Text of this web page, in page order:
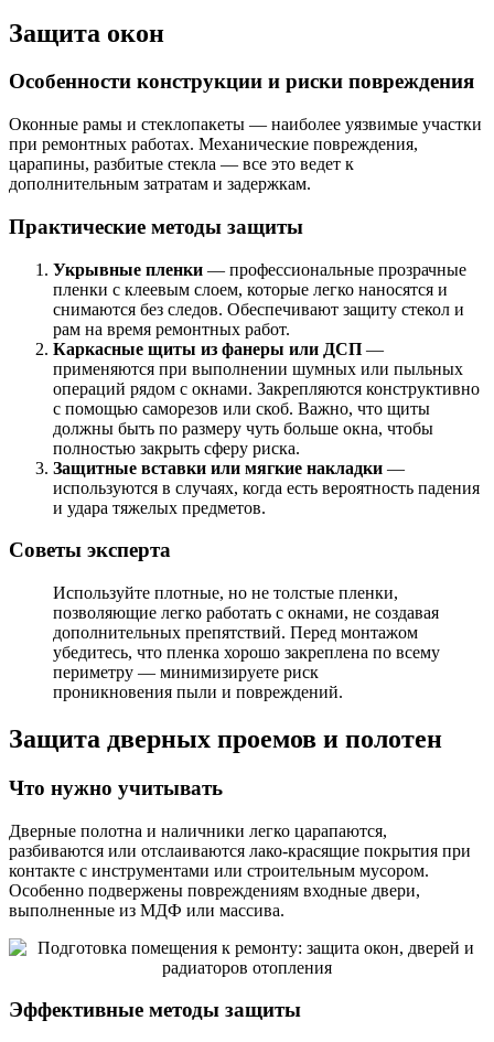
Защита окон
Особенности конструкции и риски повреждения
Оконные рамы и стеклопакеты — наиболее уязвимые участки
при ремонтных работах. Механические повреждения,
царапины, разбитые стекла — все это ведет к
дополнительным затратам и задержкам.
Практические методы защиты
Укрывные пленки — профессиональные прозрачные
пленки с клеевым слоем, которые легко наносятся и
снимаются без следов. Обеспечивают защиту стекол и
рам на время ремонтных работ.
Каркасные щиты из фанеры или ДСП —
применяются при выполнении шумных или пыльных
операций рядом с окнами. Закрепляются конструктивно
с помощью саморезов или скоб. Важно, что щиты
должны быть по размеру чуть больше окна, чтобы
полностью закрыть сферу риска.
Защитные вставки или мягкие накладки —
используются в случаях, когда есть вероятность падения
и удара тяжелых предметов.
Советы эксперта
Используйте плотные, но не толстые пленки,
позволяющие легко работать с окнами, не создавая
дополнительных препятствий. Перед монтажом
убедитесь, что пленка хорошо закреплена по всему
периметру — минимизируете риск
проникновения пыли и повреждений.
Защита дверных проемов и полотен
Что нужно учитывать
Дверные полотна и наличники легко царапаются,
разбиваются или отслаиваются лако-красящие покрытия при
контакте с инструментами или строительным мусором.
Особенно подвержены повреждениям входные двери,
выполненные из МДФ или массива.
Эффективные методы защиты